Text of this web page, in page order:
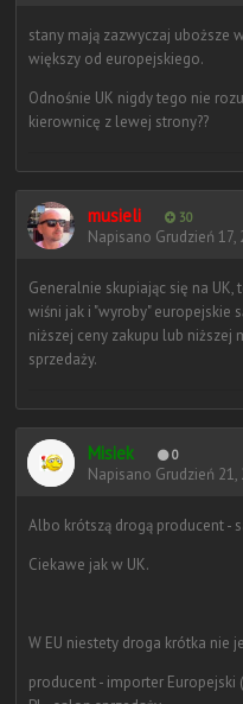
stany mają zazwyczaj uboższe
większy od europejskiego.
Odnośnie UK nigdy tego nie
kierownicę z lewej strony??
musieli 30
Napisano Grudzień 17,
Generalnie skupiając się na
wiśni jak i "wyroby" europejskie
niższej ceny zakupu lub
sprzedaży.
Misiek 0
Napisano Grudzień 21,
Albo krótszą drogą producent -
Ciekawe jak w UK.
W EU niestety droga krótka nie
producent - importer Europejski